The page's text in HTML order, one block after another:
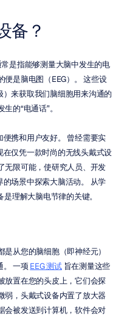
备？
是指能够测量大脑中发生的电
是脑电图（EEG）。 这些设
来获取我们脑细胞用来沟通的
的“电通话”。
携和用户友好。 曾经需要实
仅凭一款时尚的无线头戴式设
无限可能，使研究人员、开发
场景中探索大脑活动。 从学
是理解大脑电节律的关键。
从您的脑细胞（即神经元）
。 一项 EEG 测试 旨在测量这些
放置在您的头皮上，它们会探
弱，头戴式设备内置了放大器
会被发送到计算机，软件会对